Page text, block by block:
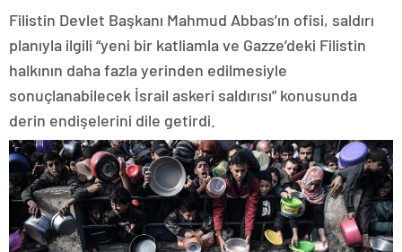
Filistin Devlet Başkanı Mahmud Abbas’ın ofisi, saldırı
planıyla ilgili “yeni bir katliamla ve Gazze’deki Filistin
halkının daha fazla yerinden edilmesiyle
sonuçlanabilecek İsrail askeri saldırısı” konusunda
derin endişelerini dile getirdi.